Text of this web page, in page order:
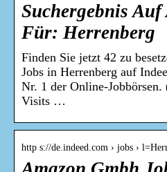
Suchergebnis Auf
Für: Herrenberg
Finden Sie jetzt 42 zu
Jobs in Herrenberg auf
Nr. 1 der Online-Jobbörsen.
Visits …
http s://de.indeed.com › jobs ›